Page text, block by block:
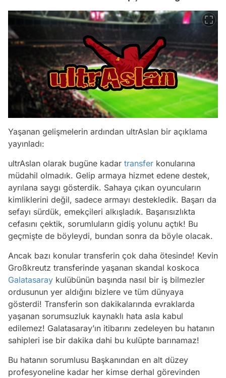
Yaşanan gelişmelerin ardından ultrAslan bir açıklama
yayınladı:
ultrAslan olarak bugüne kadar transfer konularına
müdahil olmadık. Gelip armaya hizmet edene destek,
ayrılana saygı gösterdik. Sahaya çıkan oyuncuların
kimliklerini değil, sadece armayı destekledik. Başarı da
sefayı sürdük, emekçileri alkışladık. Başarısızlıkta
cefasını çektik, sorumluların gidiş yolunu açtık! Bu
geçmişte de böyleydi, bundan sonra da böyle olacak.
Ancak bazı konular transferin çok daha ötesinde! Kevin
Großkreutz transferinde yaşanan skandal koskoca
Galatasaray kulübünün başında nasıl bir iş bilmezler
ordusunun yer aldığını bizlere ve tüm dünyaya
gösterdi! Transferin son dakikalarında evraklarda
yaşanan sorumsuzluk kaynaklı hata asla kabul
edilemez! Galatasaray’ın itibarını zedeleyen bu hatanın
sahipleri ise bir dakika dahi bu kulüpte barınamaz!
Bu hatanın sorumlusu Başkanından en alt düzey
profesyoneline kadar her kimse derhal görevinden